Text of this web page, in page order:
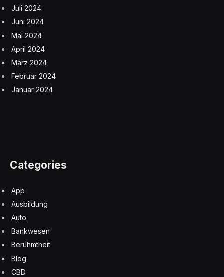
Juli 2024
Juni 2024
Mai 2024
April 2024
März 2024
Februar 2024
Januar 2024
Categories
App
Ausbildung
Auto
Bankwesen
Berühmtheit
Blog
CBD